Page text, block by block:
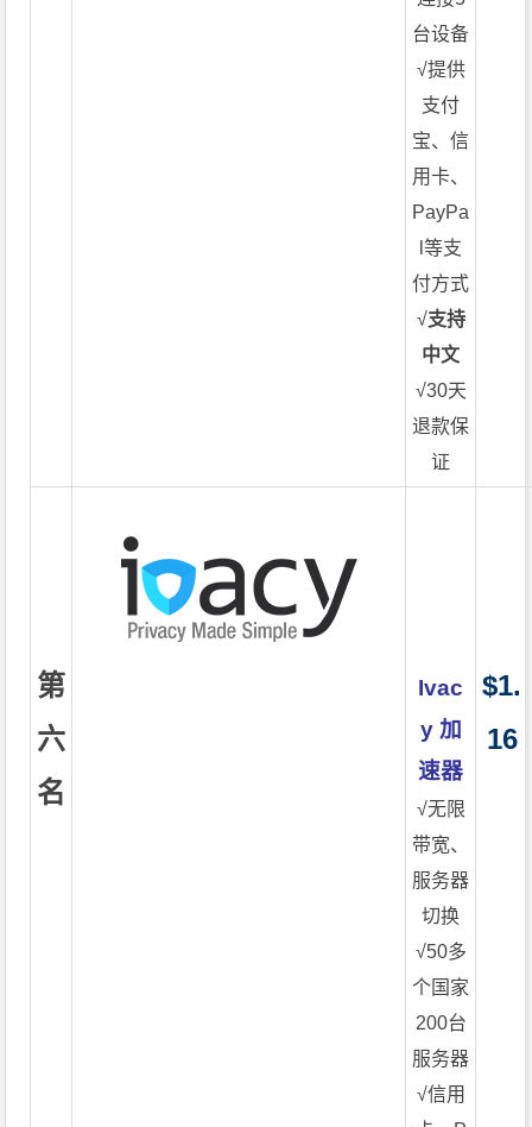
台设备
√提供
支付
宝、信
用卡、
PayPa
l等支
付方式
√支持
中文
√30天
退款保
证
第
六
名
Ivac
y 加
速器
√无限
带宽、
服务器
切换
√50多
个国家
200台
服务器
√信用
$1.
16